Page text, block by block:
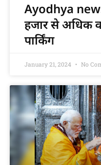
Ayodhya
हजार से अधिक
पार्किंग
January 21, 2024 No